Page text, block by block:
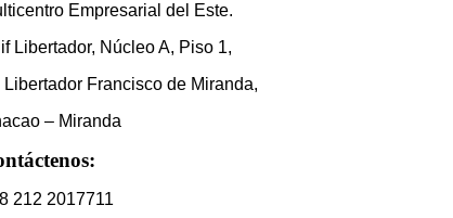
Empresarial del Este.
Libertador, Núcleo A, Piso 1,
Libertador Francisco de Miranda,
– Miranda
212 2017711